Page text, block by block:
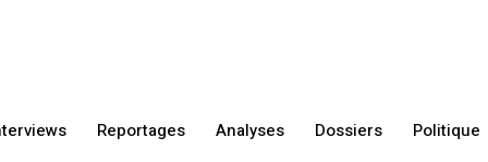
Reportages Analyses Dossiers Politique